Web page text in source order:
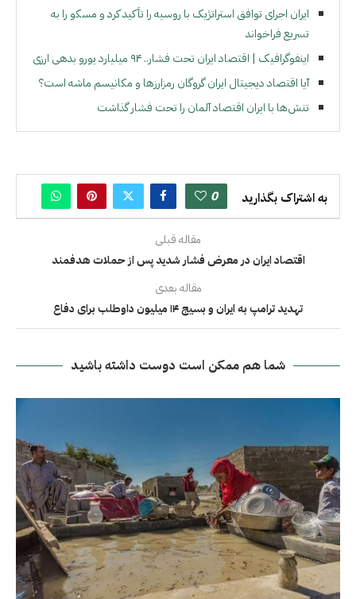
ایران اجرای توافق استراتژیک با روسیه را تأکید کرد و مسکو را به
تسریع فراخواند
اینفوگرافیک | اقتصاد ایران تحت فشار.. ۹۴ میلیارد یورو بدهی ارزی
آیا اقتصاد دیجیتال ایران گروگان رمزارزها و مکانیسم ماشه است؟
تنش‌ها با ایران اقتصاد آلمان را تحت فشار گذاشت
به اشتراک بگذارید 0
مقاله قبلی
اقتصاد ایران در معرض فشار شدید پس از حملات هدفمند
مقاله بعدی
تهدید ترامپ به ایران و بسیج ۱۴ میلیون داوطلب برای دفاع
شما هم ممکن است دوست داشته باشید